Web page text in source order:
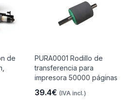
de
PURA0001 Rodillo de
transferencia para
impresora 50000 páginas
39.4€ (IVA incl.)